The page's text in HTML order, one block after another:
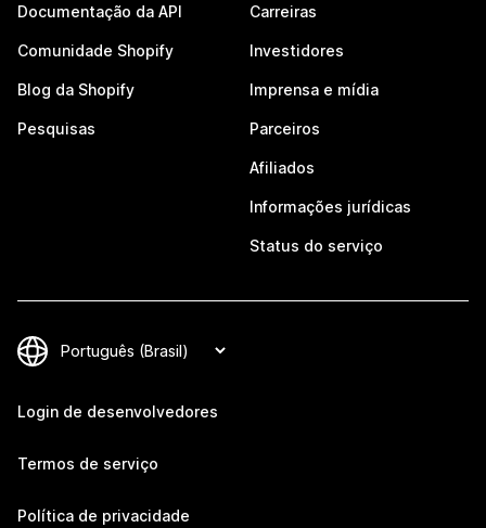
Documentação da API
Comunidade Shopify
Blog da Shopify
Pesquisas
Carreiras
Investidores
Imprensa e mídia
Parceiros
Afiliados
Informações jurídicas
Status do serviço
Login de desenvolvedores
Termos de serviço
Política de privacidade